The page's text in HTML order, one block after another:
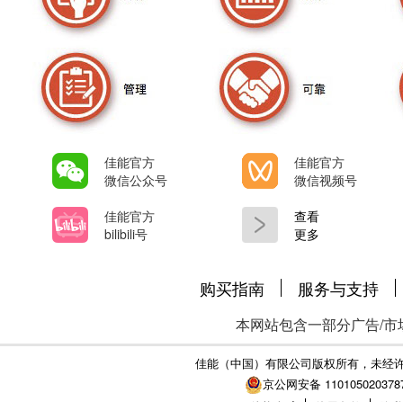
佳能官方
微信公众号
佳能官方
微信视频号
佳能官方
bilibili号
查看
更多
购买指南 服务与支持
本网站包含一部分广告/
佳能（中国）有限公司版权所有，未经
京公网安备